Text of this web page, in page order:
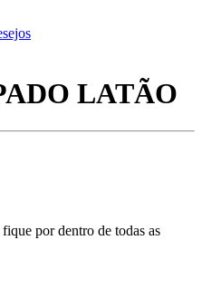
LATÃO
por dentro de todas as